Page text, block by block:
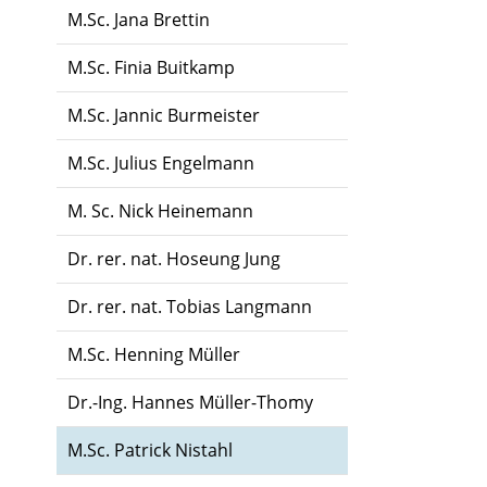
M.Sc. Jana Brettin
M.Sc. Finia Buitkamp
M.Sc. Jannic Burmeister
M.Sc. Julius Engelmann
M. Sc. Nick Heinemann
Dr. rer. nat. Hoseung Jung
Dr. rer. nat. Tobias Langmann
M.Sc. Henning Müller
Dr.-Ing. Hannes Müller-Thomy
M.Sc. Patrick Nistahl